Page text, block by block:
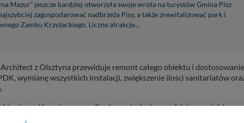
Mazur” jeszcze bardziej otworzyła swoje wrota na turystów Gmina Pisz
zagospodarować nadbrzeża Pisy, a także zrewitalizować park i
Zamku Krzyżackiego. Liczne atrakcje...
z Olsztyna przewiduje remont całego obiektu i dostosowanie
wymianę wszystkich instalacji, zwiększenie ilości sanitariatów
i branżowe – nadbudowanie dachu spadzistego, a także
mieszczącej 350 widzów.